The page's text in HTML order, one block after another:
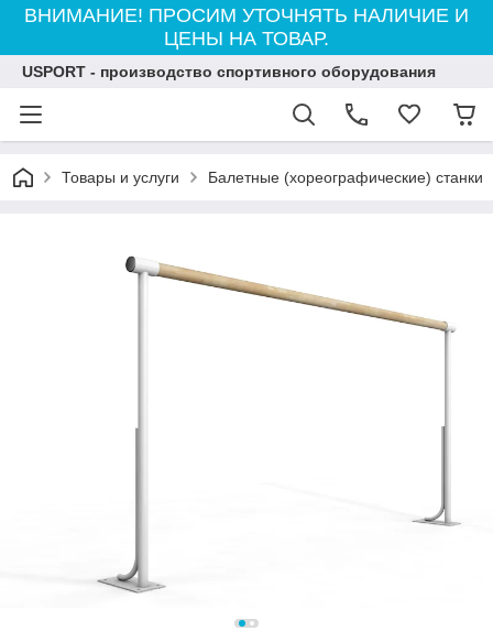
ВНИМАНИЕ! ПРОСИМ УТОЧНЯТЬ НАЛИЧИЕ И
ЦЕНЫ НА ТОВАР.
USPORT - производство спортивного оборудования
Товары и услуги Балетные (хореографические) станки